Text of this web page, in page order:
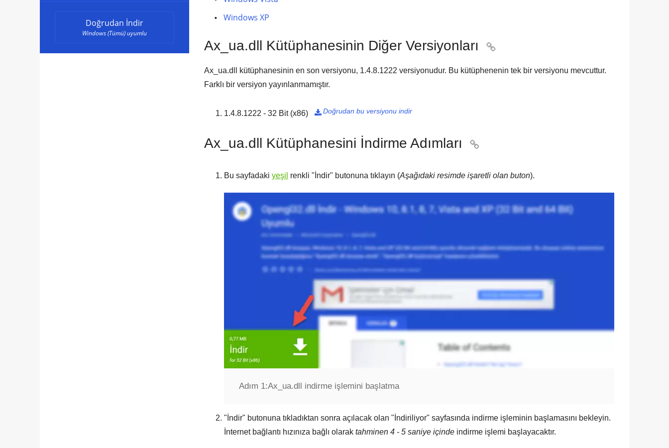
Doğrudan İndir
Windows (Tümü) uyumlu
Windows XP
Ax_ua.dll Kütüphanesinin Diğer Versiyonları 
Ax_ua.dll kütüphanesinin en son versiyonu, 1.4.8.1222 versiyonudur. Bu kütüphenenin tek bir versiyonu mevcuttur.
Farklı bir versiyon yayınlanmamıştır.
1.4.8.1222 - 32 Bit (x86) Doğrudan bu versiyonu indir

Ax_ua.dll Kütüphanesini İndirme Adımları 
Bu sayfadaki yeşil renkli " İndir" butonuna tıklayın (Aşağıdaki resimde işaretli olan buton).
Adım 1:Ax_ua.dll indirme işlemini başlatma
" İndir" butonuna tıkladıktan sonra açılacak olan " İndiriliyor" sayfasında indirme işleminin başlamasını bekleyin.
İnternet bağlantı hızınıza bağlı olarak tahminen 4 - 5 saniye içinde indirme işlemi başlayacaktır.